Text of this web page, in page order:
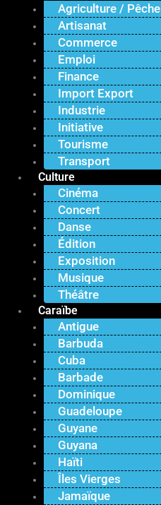
Agriculture / Pêche
Artisanat
Commerce
Emploi
Finance
Import Export
Industrie
Initiative
Tourisme
Transport
Culture
Cinéma
Concert
Danse
Édition
Exposition
Musique
Théâtre
Caraïbe
Antigue
Barbuda
Cuba
Barbade
Dominique
Guadeloupe
Guyane
Guyana
Haïti
Îles Vierges
Jamaïque